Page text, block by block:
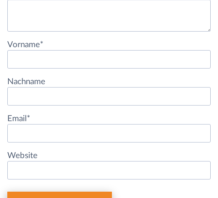
Vorname*
Nachname
Email *
Website